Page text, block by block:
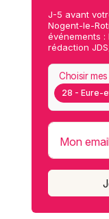
J-5 avant
Nogent-le-
événements
rédaction
28 - Eure-
Choisir
Mon